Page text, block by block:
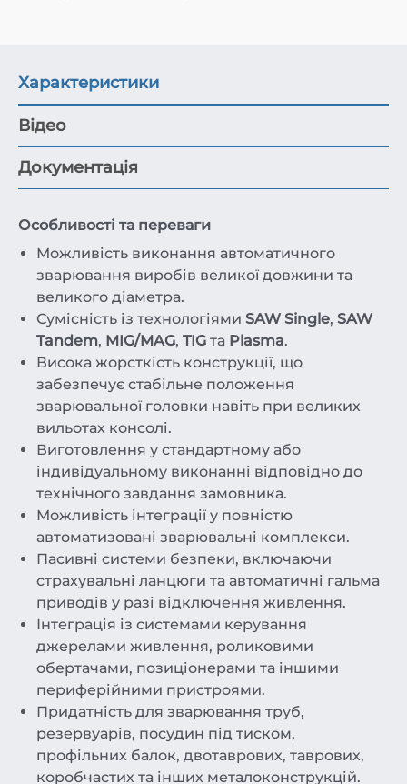
Характеристики
Відео
Документація
Особливості та переваги
Можливість виконання автоматичного
зварювання виробів великої довжини та
великого діаметра.
Сумісність із технологіями SAW Single, SAW
Tandem, MIG/MAG, TIG та Plasma.
Висока жорсткість конструкції, що
забезпечує стабільне положення
зварювальної головки навіть при великих
вильотах консолі.
Виготовлення у стандартному або
індивідуальному виконанні відповідно до
технічного завдання замовника.
Можливість інтеграції у повністю
автоматизовані зварювальні комплекси.
Пасивні системи безпеки, включаючи
страхувальні ланцюги та автоматичні гальма
приводів у разі відключення живлення.
Інтеграція із системами керування
джерелами живлення, роликовими
обертачами, позиціонерами та іншими
периферійними пристроями.
Придатність для зварювання труб,
резервуарів, посудин під тиском,
профільних балок, двотаврових, таврових,
коробчастих та інших металоконструкцій.